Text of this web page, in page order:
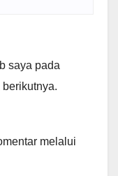
saya pada
melalui